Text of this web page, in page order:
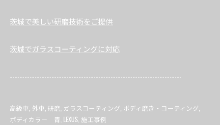
茨城で美しい研磨技術をご提供
茨城でガラスコーティングに対応
----------------------------------------------------------------------
高級車 外車 研磨 ガラスコーティング ボディ磨き・コーティング
ボディカラー 青 LEXUS 施工事例